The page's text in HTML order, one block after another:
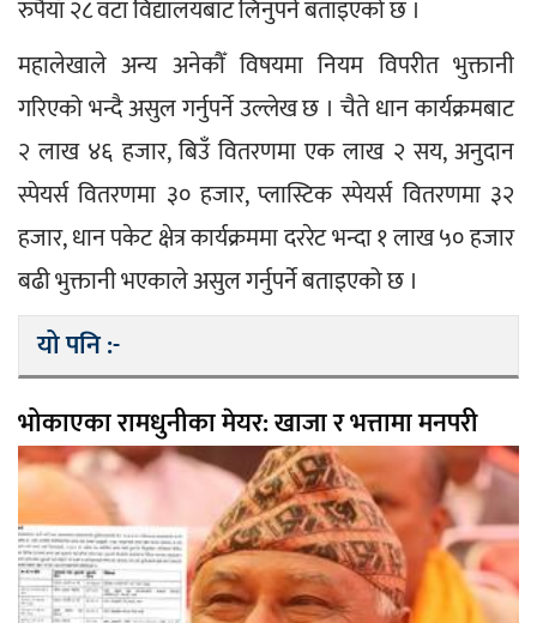
रुपैयाँ २८ वटा विद्यालयबाट लिनुपर्ने बताइएको छ ।
महालेखाले अन्य अनेकौँ विषयमा नियम विपरीत भुक्तानी
गरिएको भन्दै असुल गर्नुपर्ने उल्लेख छ । चैते धान कार्यक्रमबाट
२ लाख ४६ हजार, बिउँ वितरणमा एक लाख २ सय, अनुदान
स्पेयर्स वितरणमा ३० हजार, प्लास्टिक स्पेयर्स वितरणमा ३२
हजार, धान पकेट क्षेत्र कार्यक्रममा दररेट भन्दा १ लाख ५० हजार
बढी भुक्तानी भएकाले असुल गर्नुपर्ने बताइएको छ ।
यो पनि :-
भोकाएका रामधुनीका मेयर: खाजा र भत्तामा मनपरी